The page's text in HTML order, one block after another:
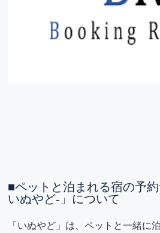
■ペットと泊まれる宿の予
いぬやど-」について
「いぬやど」は、ペットと一緒に